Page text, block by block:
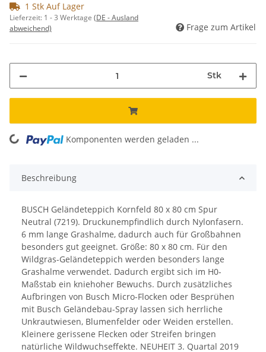
1 Stk Auf Lager
Lieferzeit: 1 - 3 Werktage (DE - Ausland
abweichend)
Frage zum Artikel
Stk
Komponenten werden geladen ...
Beschreibung
BUSCH Geländeteppich Kornfeld 80 x 80 cm Spur
Neutral (7219). Druckunempfindlich durch Nylonfasern.
6 mm lange Grashalme, dadurch auch für Großbahnen
besonders gut geeignet. Größe: 80 x 80 cm. Für den
Wildgras-Geländeteppich werden besonders lange
Grashalme verwendet. Dadurch ergibt sich im H0-
Maßstab ein kniehoher Bewuchs. Durch zusätzliches
Aufbringen von Busch Micro-Flocken oder Besprühen
mit Busch Geländebau-Spray lassen sich herrliche
Unkrautwiesen, Blumenfelder oder Weiden erstellen.
Kleinere gerissene Flecken oder Streifen bringen
natürliche Wildwuchseffekte. NEUHEIT 3. Quartal 2019